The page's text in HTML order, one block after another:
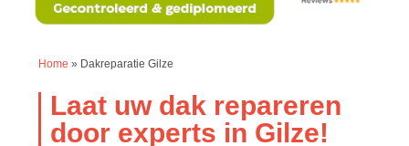
Home » Dakreparatie Gilze
Laat uw dak repareren
door experts in Gilze!